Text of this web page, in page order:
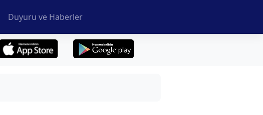
Duyuru ve Haberler